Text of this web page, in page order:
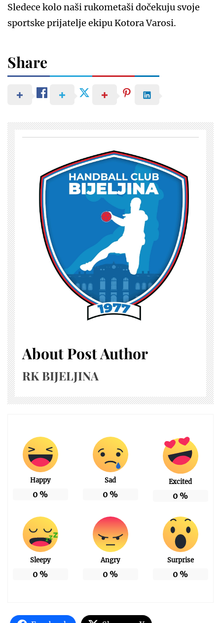
Sledece kolo naši rukometaši dočekuju svoje
sportske prijatelje ekipu Kotora Varosi.
Share
About Post Author
RK BIJELJINA
Happy
0 %
Sad
0 %
Excited
0 %
Sleepy
0 %
Angry
0 %
Surprise
0 %